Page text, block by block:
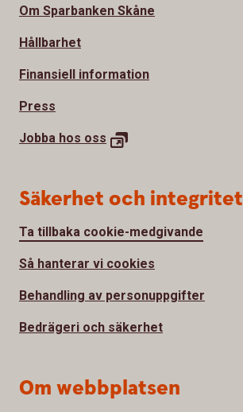
Om Sparbanken Skåne
Hållbarhet
Finansiell information
Press
Jobba hos oss
Säkerhet och integritet
Ta tillbaka cookie-medgivande
Så hanterar vi cookies
Behandling av personuppgifter
Bedrägeri och säkerhet
Om webbplatsen